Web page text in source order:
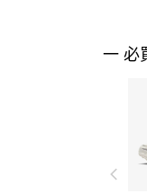
一 必